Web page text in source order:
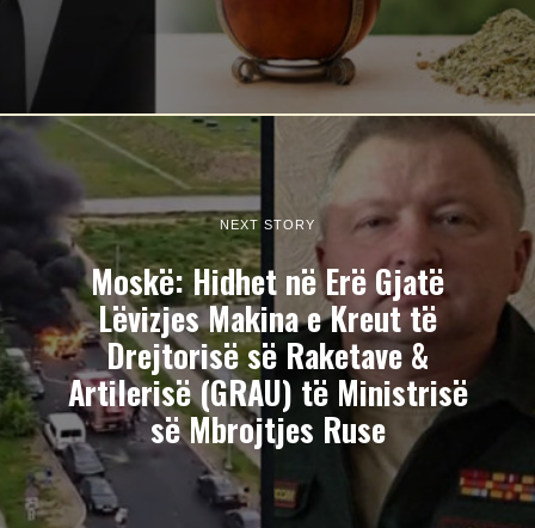
NEXT STORY
Moskë: Hidhet në Erë Gjatë
Lëvizjes Makina e Kreut të
Drejtorisë së Raketave &
Artilerisë (GRAU) të Ministrisë
së Mbrojtjes Ruse